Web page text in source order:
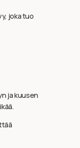
joka tuo
ja kuusen